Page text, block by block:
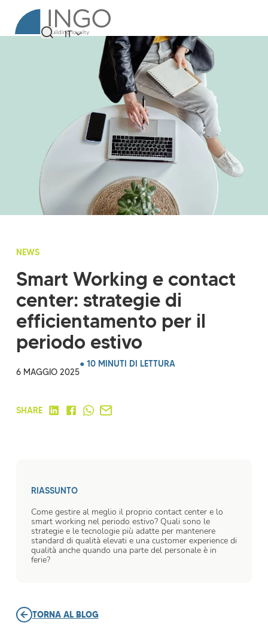
IT
NEWS
Smart Working e contact
center: strategie di
efficientamento per il
periodo estivo
6 MAGGIO 2025
● 10 MINUTI DI LETTURA
SHARE
RIASSUNTO
Come gestire al meglio il proprio contact center e lo
smart working nel periodo estivo? Quali sono le
strategie e le tecnologie più adatte per mantenere
standard di qualità elevati e una customer experience di
qualità anche quando una parte del personale è in
ferie?
TORNA AL BLOG